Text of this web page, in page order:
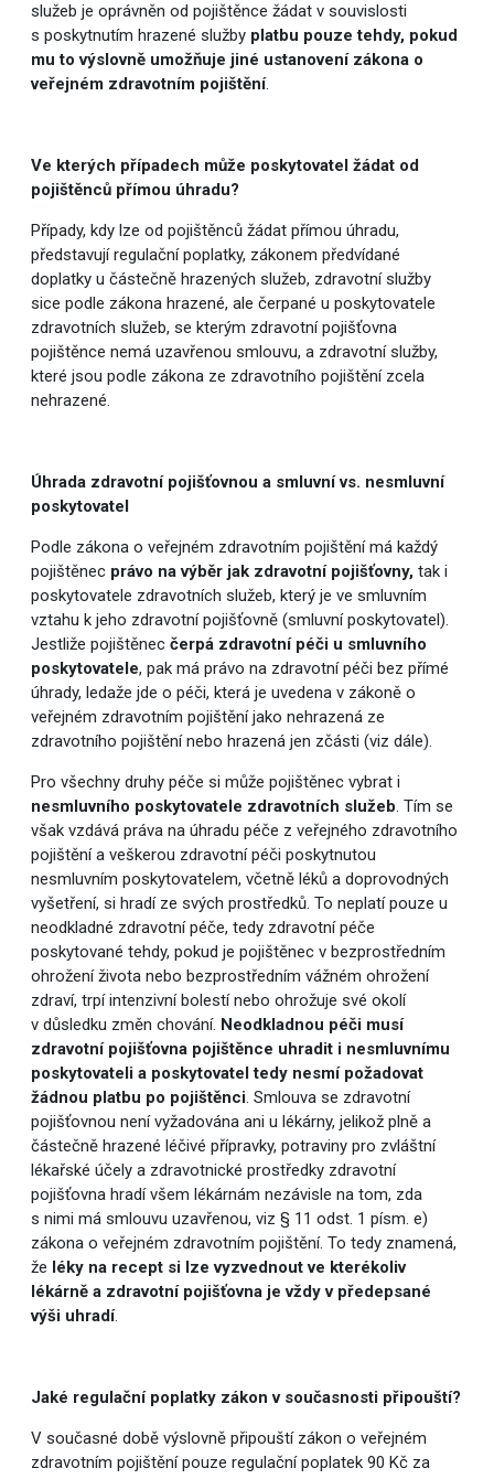
služeb je oprávněn od pojištěnce žádat v souvislosti
s poskytnutím hrazené služby platbu pouze tehdy, pokud
mu to výslovně umožňuje jiné ustanovení zákona o
veřejném zdravotním pojištění.
Ve kterých případech může poskytovatel žádat od
pojištěnců přímou úhradu?
Případy, kdy lze od pojištěnců žádat přímou úhradu,
představují regulační poplatky, zákonem předvídané
doplatky u částečně hrazených služeb, zdravotní služby
sice podle zákona hrazené, ale čerpané u poskytovatele
zdravotních služeb, se kterým zdravotní pojišťovna
pojištěnce nemá uzavřenou smlouvu, a zdravotní služby,
které jsou podle zákona ze zdravotního pojištění zcela
nehrazené.
Úhrada zdravotní pojišťovnou a smluvní vs. nesmluvní
poskytovatel
Podle zákona o veřejném zdravotním pojištění má každý
pojištěnec právo na výběr jak zdravotní pojišťovny, tak i
poskytovatele zdravotních služeb, který je ve smluvním
vztahu k jeho zdravotní pojišťovně (smluvní poskytovatel).
Jestliže pojištěnec čerpá zdravotní péči u smluvního
poskytovatele, pak má právo na zdravotní péči bez přímé
úhrady, ledaže jde o péči, která je uvedena v zákoně o
veřejném zdravotním pojištění jako nehrazená ze
zdravotního pojištění nebo hrazená jen zčásti (viz dále).
Pro všechny druhy péče si může pojištěnec vybrat i
nesmluvního poskytovatele zdravotních služeb. Tím se
však vzdává práva na úhradu péče z veřejného zdravotního
pojištění a veškerou zdravotní péči poskytnutou
nesmluvním poskytovatelem, včetně léků a doprovodných
vyšetření, si hradí ze svých prostředků. To neplatí pouze u
neodkladné zdravotní péče, tedy zdravotní péče
poskytované tehdy, pokud je pojištěnec v bezprostředním
ohrožení života nebo bezprostředním vážném ohrožení
zdraví, trpí intenzivní bolestí nebo ohrožuje své okolí
v důsledku změn chování. Neodkladnou péči musí
zdravotní pojišťovna pojištěnce uhradit i nesmluvnímu
poskytovateli a poskytovatel tedy nesmí požadovat
žádnou platbu po pojištěnci. Smlouva se zdravotní
pojišťovnou není vyžadována ani u lékárny, jelikož plně a
částečně hrazené léčivé přípravky, potraviny pro zvláštní
lékařské účely a zdravotnické prostředky zdravotní
pojišťovna hradí všem lékárnám nezávisle na tom, zda
s nimi má smlouvu uzavřenou, viz § 11 odst. 1 písm. e)
zákona o veřejném zdravotním pojištění. To tedy znamená,
že léky na recept si lze vyzvednout ve kterékoliv
lékárně a zdravotní pojišťovna je vždy v předepsané
výši uhradí.
Jaké regulační poplatky zákon v současnosti připouští?
V současné době výslovně připouští zákon o veřejném
zdravotním pojištění pouze regulační poplatek 90 Kč za